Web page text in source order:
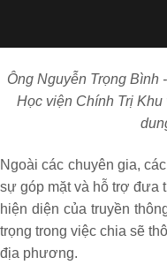
Ông Nguyễn Trọng Bình
Học viện Chính Trị
Ngoài các chuyên gia,
sự góp mặt và hỗ trợ đưa
hiện diện của truyền
trọng trong việc chia sẽ
địa phương.